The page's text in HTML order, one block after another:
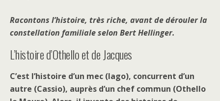
Racontons l’histoire, très riche, avant de dérouler la
constellation familiale selon Bert Hellinger.
L’histoire d’Othello et de Jacques
C’est l’histoire d’un mec (Iago), concurrent d’un
autre (Cassio), auprès d’un chef commun (Othello